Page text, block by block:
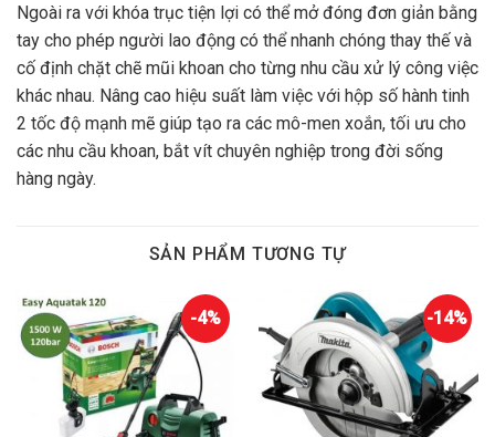
Ngoài ra với khóa trục tiện lợi có thể mở đóng đơn giản bằng
tay cho phép người lao động có thể nhanh chóng thay thế và
cố định chặt chẽ mũi khoan cho từng nhu cầu xử lý công việc
khác nhau. Nâng cao hiệu suất làm việc với hộp số hành tinh
2 tốc độ mạnh mẽ giúp tạo ra các mô-men xoắn, tối ưu cho
các nhu cầu khoan, bắt vít chuyên nghiệp trong đời sống
hàng ngày.
SẢN PHẨM TƯƠNG TỰ
-4% -14%